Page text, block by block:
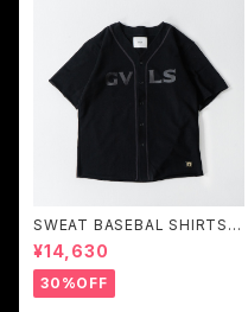
SWEAT BASEBAL SHIRTS
(BLACK) / GAVIAL
¥14,630
30%OFF